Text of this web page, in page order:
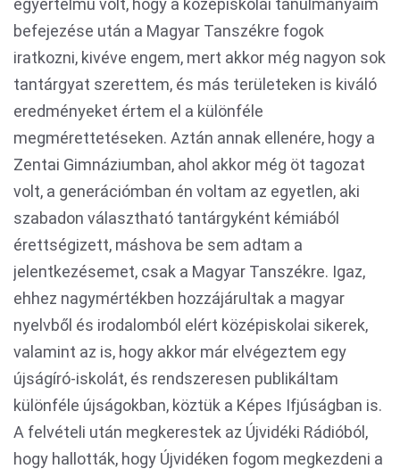
egyértelmű volt, hogy a középiskolai tanulmányaim
befejezése után a Magyar Tanszékre fogok
iratkozni, kivéve engem, mert akkor még nagyon sok
tantárgyat szerettem, és más területeken is kiváló
eredményeket értem el a különféle
megmérettetéseken. Aztán annak ellenére, hogy a
Zentai Gimnáziumban, ahol akkor még öt tagozat
volt, a generációmban én voltam az egyetlen, aki
szabadon választható tantárgyként kémiából
érettségizett, máshova be sem adtam a
jelentkezésemet, csak a Magyar Tanszékre. Igaz,
ehhez nagymértékben hozzájárultak a magyar
nyelvből és irodalomból elért középiskolai sikerek,
valamint az is, hogy akkor már elvégeztem egy
újságíró-iskolát, és rendszeresen publikáltam
különféle újságokban, köztük a Képes Ifjúságban is.
A felvételi után megkerestek az Újvidéki Rádióból,
hogy hallották, hogy Újvidéken fogom megkezdeni a